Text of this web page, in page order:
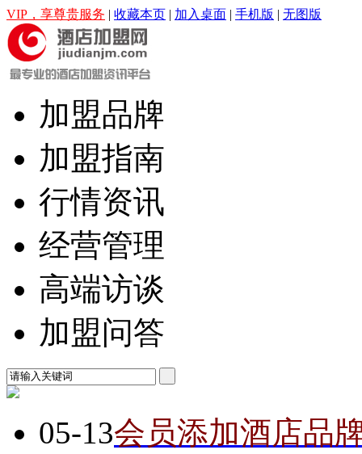
VIP，享尊贵服务 | 收藏本页 | 加入桌面 | 手机版 | 无图版
加盟品牌
加盟指南
行情资讯
经营管理
高端访谈
加盟问答
05-13会员添加酒店品